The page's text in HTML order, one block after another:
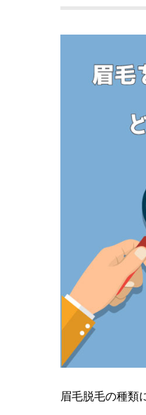
眉毛脱毛の種類